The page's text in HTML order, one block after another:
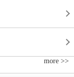
more >>